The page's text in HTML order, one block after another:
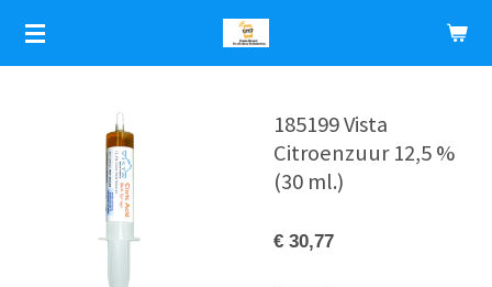
Ga
direct
naar
185199 Vista
Citroenzuur 12,5 %
(30 ml.)
€ 30,77